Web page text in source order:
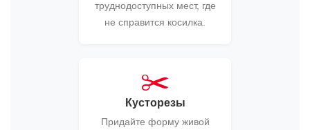
труднодоступных мест, где
не справится косилка.
✂️
Кусторезы
Придайте форму живой